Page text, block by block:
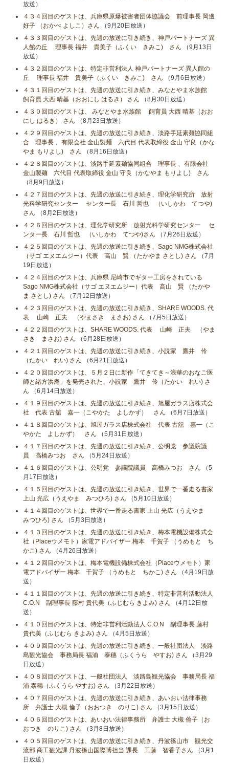
放送）
４３４回目のゲストは、兵庫県原爆被害者団体協議会 前理事長 岡邊
好子 （おかべ よしこ）さん （9月20日放送）
４３３回目のゲストは、先週の放送に引き続き、神戸パートナーズ 異
人館の丘 理事長 福井 貴美子（ふくい きみこ) さん （9月13日
放送）
４３２回目のゲストは、特定非営利法人 神戸パートナーズ 異人館の
丘 理事長 福井 貴美子（ふくい きみこ) さん （9月6日放送）
４３１回目のゲストは、先週の放送に引き続き、みなとやま水族館
飼育員 大西 晴基（おおにし はるき） さん （8月30日放送）
４３０回目のゲストは、 みなとやま水族館 飼育員 大西 晴基（おお
にし はるき） さん （8月23日放送）
４２９回目のゲストは、先週の放送に引き続き、淡路手延素麺協同組
合 理事長 、有限会社 金山製麺 六代目 代表取締役 金山 守良（かな
やま もりよし) さん （8月16日放送）
４２８回目のゲストは、淡路手延素麺協同組合 理事長 、有限会社
金山製麺 六代目 代表取締役 金山 守良（かなやま もりよし) さん
（8月9日放送）
４２７回目のゲストは、先週の放送に引き続き、理化学研究所 放射
光科学研究センター センター長 石川 哲也 （いしかわ てつや)
さん （8月2日放送）
４２６回目のゲストは、理化学研究所 放射光科学研究センター セ
ンター長 石川 哲也 （いしかわ てつや)さん （7月26日放送）
４２５回目のゲストは、先週の放送に引き続き、Sago NMG株式会社
（サゴ エヌエムジー）代表 高山 賢 （たかやま さとし) さん （7月
19日放送）
４２４回目のゲストは、兵庫県 尼崎市でギター工房をされている
Sago NMG株式会社（サゴ エヌエムジー）代表 高山 賢 （たかや
ま さとし) さん （7月12日放送）
４２３回目のゲストは、先週の放送に引き続き、SHARE WOODS. 代
表 山崎 正夫 （やまさき まさお) さん （7月5日放送）
４２２回目のゲストは、SHARE WOODS. 代表 山崎 正夫 （やま
さき まさお) さん （6月28日放送）
４２１回目のゲストは、先週の放送に引き続き、小説家 鷹井 伶
（たかい れい) さん （6月21日放送）
４２０回目のゲストは、５月２日に新作「てきてき～浪華のおなご医
師と緒方洪庵」を発売された、小説家 鷹井 伶（たかい れい) さ
ん （6月14日放送）
４１９回目のゲストは、先週の放送に引き続き、旭屋ガラス店株式会
社 代表 古舘 嘉一（こやかた よしかず） さん （6月7日放送）
４１８回目のゲストは、旭屋ガラス店株式会社 代表 古舘 嘉一（こ
やかた よしかず） さん （5月31日放送）
４１７回目のゲストは、先週の放送に引き続き、公明党 参議院議
員 高橋みつお さん （5月24日放送）
４１６回目のゲストは、公明党 参議院議員 高橋みつお さん （5
月17日放送）
４１５回目のゲストは、先週の放送に引き続き、世界で一番走る書家
上山 光広（うえやま みつひろ) さん （5月10日放送）
４１４回目のゲストは、世界で一番走る書家 上山 光広（うえやま
みつひろ) さん （5月3日放送）
４１３回目のゲストは、先週の放送に引き続き、梅本電機設備株式会
社（Placeウメモト）家電アドバイザー 梅本 千賀子 （うめもと ち
かこ) さん （4月26日放送）
４１２回目のゲストは、梅本電機設備株式会社（Placeウメモト）家
電アドバイザー 梅本 千賀子 （うめもと ちかこ) さん （4月19日放
送）
４１１回目のゲストは、先週の放送に引き続き、特定非営利活動法人
C.O.N 副理事長 藤村 貴代美（ふじむら きよみ) さん （4月12日放
送）
４１０回目のゲストは、特定非営利活動法人 C.O.N 副理事長 藤村
貴代美（ふじむら きよみ) さん （4月5日放送）
４０９回目のゲストは、先週の放送に引き続き、一般社団法人 淡路
島観光協会 事務局長 福浦 泰穗（ふくうら やすお) さん （3月29
日放送）
４０８回目のゲストは、一般社団法人 淡路島観光協会 事務局長 福
浦 泰穗（ふくうら やすお) さん （3月22日放送）
４０７回目のゲストは、先週の放送に引き続き、あいおい法律事務
所 弁護士 大槻 倫子（おおつき のりこ) さん （3月15日放送）
４０６回目のゲストは、あいおい法律事務所 弁護士 大槻 倫子（お
おつき のりこ) さん （3月8日放送）
４０５回目のゲストは、先週の放送に引き続き、丹波篠山市 観光交
流部 商工観光課 丹波篠山国際博担当 課長 工藤 智香子さん （3月1
日放送）